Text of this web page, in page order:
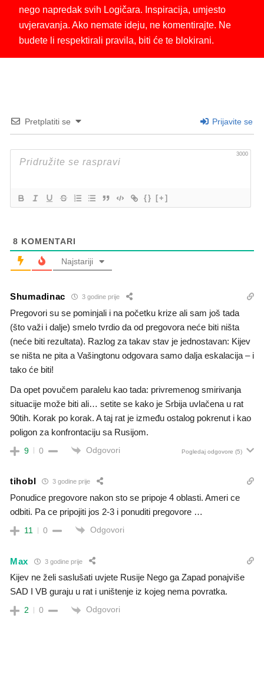
nego napredak svih Logičara. Inspiracija, umjesto
uvjeravanja. Ako nemate ideju, ne komentirajte. Ne
budete li respektirali pravila, biti će te blokirani.
Pretplatiti se Prijavite se
3000
{} [+]
8 KOMENTARI
Najstariji
Shumadinac 3 godine prije
Pregovori su se pominjali i na početku krize ali sam još tada
(što važi i dalje) smelo tvrdio da od pregovora neće biti ništa
(neće biti rezultata). Razlog za takav stav je jednostavan: Kijev
se ništa ne pita a Vašingtonu odgovara samo dalja eskalacija – i
tako će biti!
Da opet povučem paralelu kao tada: privremenog smirivanja
situacije može biti ali… setite se kako je Srbija uvlačena u rat
90tih. Korak po korak. A taj rat je između ostalog pokrenut i kao
poligon za konfrontaciju sa Rusijom.
9 0 Odgovori Pogledaj odgovore (5)
tihobl 3 godine prije
Ponudice pregovore nakon sto se pripoje 4 oblasti. Ameri ce
odbiti. Pa ce pripojiti jos 2-3 i ponuditi pregovore …
11 0 Odgovori
Max 3 godine prije
Kijev ne želi saslušati uvjete Rusije Nego ga Zapad ponajviše
SAD I VB guraju u rat i uništenje iz kojeg nema povratka.
2 0 Odgovori